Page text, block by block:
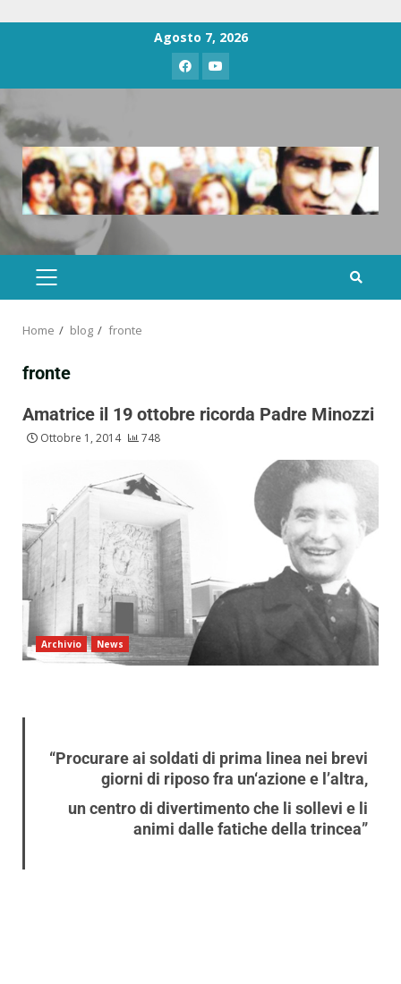
Agosto 7, 2026
Home blog fronte
fronte
Amatrice il 19 ottobre ricorda Padre Minozzi
Ottobre 1, 2014 748
Archivio News
“Procurare ai soldati di prima linea nei brevi
giorni di riposo fra un‘azione e l’altra,
un centro di divertimento che li sollevi e li
animi dalle fatiche della trincea”